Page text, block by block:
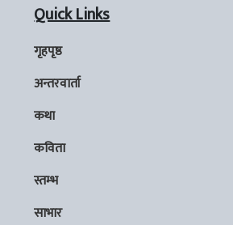
Quick Links
गृहपृष्ठ
अन्तरवार्ता
कथा
कविता
स्तम्भ
साभार